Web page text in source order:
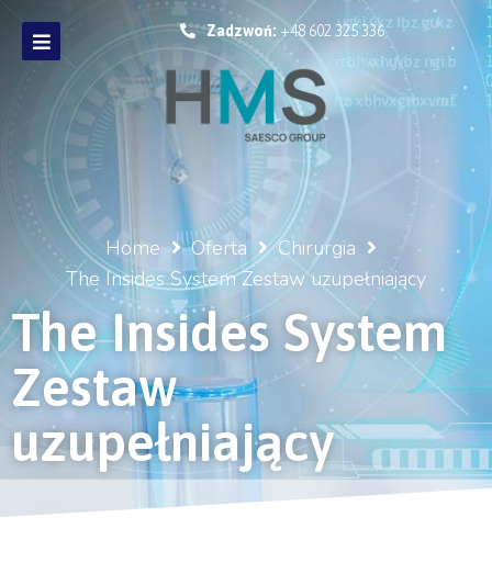
Zadzwoń: +48 602 325 336
Home Oferta
Chirurgia
The Insides System Zestaw uzupełniający
The Insides System
Zestaw
uzupełniający